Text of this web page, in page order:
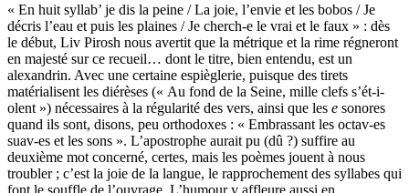
« En huit syllab’ je dis la peine / La joie, l’envie et les bobos / Je
décris l’eau et puis les plaines / Je cherch-e le vrai et le faux » : dès
le début, Liv Pirosh nous avertit que la métrique et la rime régneront
en majesté sur ce recueil… dont le titre, bien entendu, est un
alexandrin. Avec une certaine espièglerie, puisque des tirets
matérialisent les diérèses (« Au fond de la Seine, mille clefs s’ét-i-
olent ») nécessaires à la régularité des vers, ainsi que les e sonores
quand ils sont, disons, peu orthodoxes : « Embrassant les octav-es
suav-es et les sons ». L’apostrophe aurait pu (dû ?) suffire au
deuxième mot concerné, certes, mais les poèmes jouent à nous
troubler ; c’est la joie de la langue, le rapprochement des syllabes qui
font le souffle de l’ouvrage. L’humour y affleure aussi en